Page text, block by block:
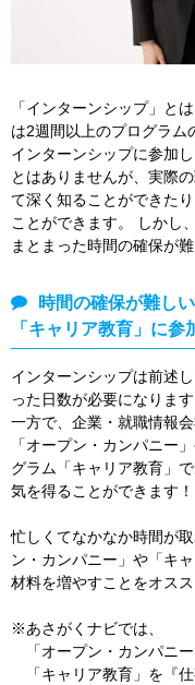
「インターンシップ」と
は2週間以上のプログラム
インターンシップに参加
とはありませんが、実際
て深く知ることができた
ことができます。 しかし
まとまった時間の確保が
時間の確保が難し
「キャリア教育」に参
インターンシップは前述
った日数が必要になります
一方で、企業・就職情報
「オープン・カンパニー
グラム「キャリア教育」
気を得ることができます！
忙しくてなかなか時間が
ン・カンパニー」や「キ
材料を増やすことをオスス
※あさがくナビでは、
「オープン・カンパニー
「キャリア教育」を『仕